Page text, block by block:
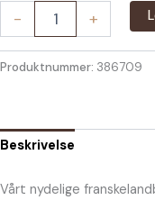
-
Landbrød
antall
+
Produktnummer: 386709
Beskrivelse
Vårt nydelige